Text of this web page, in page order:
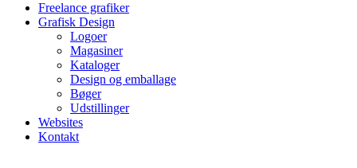
Freelance grafiker
Grafisk Design
Logoer
Magasiner
Kataloger
Design og emballage
Bøger
Udstillinger
Websites
Kontakt